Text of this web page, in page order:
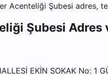
Acenteliği Şubesi adres,
Şubesi Adres
EKİN SOKAK No: 1